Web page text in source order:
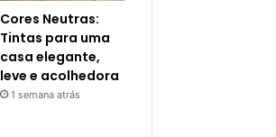
Cores Neutras:
Tintas para uma
casa elegante,
leve e acolhedora
1 semana atrás